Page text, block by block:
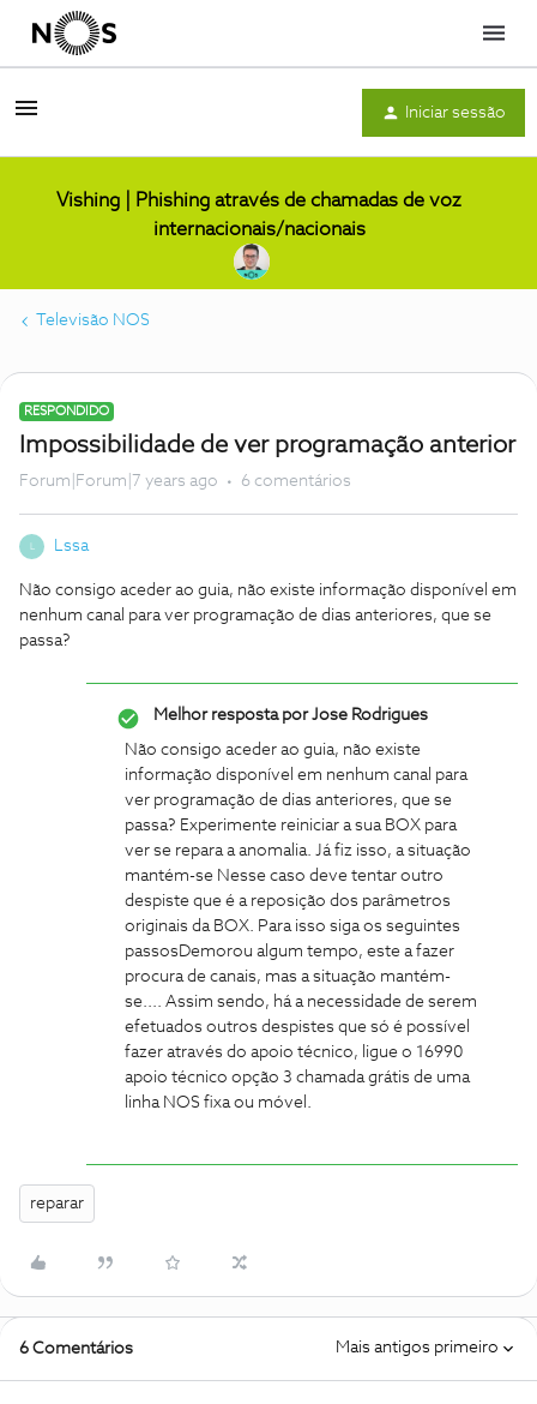
Menu
Iniciar sessão
Vishing | Phishing através de chamadas de voz
internacionais/nacionais
Televisão NOS
RESPONDIDO
Impossibilidade de ver programação anterior
Forum|Forum|7 years ago 6 comentários
Lssa
Não consigo aceder ao guia, não existe informação disponível em
nenhum canal para ver programação de dias anteriores, que se
passa?
Melhor resposta porJose Rodrigues
Não consigo aceder ao guia, não existe
informação disponível em nenhum canal para
ver programação de dias anteriores, que se
passa? Experimente reiniciar a sua BOX para
ver se repara a anomalia. Já fiz isso, a situação
mantém-se Nesse caso deve tentar outro
despiste que é a reposição dos parâmetros
originais da BOX. Para isso siga os seguintes
passos Demorou algum tempo, este a fazer
procura de canais, mas a situação mantém-
se.... Assim sendo, há a necessidade de serem
efetuados outros despistes que só é possível
fazer através do apoio técnico, ligue o 16990
apoio técnico opção 3 chamada grátis de uma
linha NOS fixa ou móvel.
reparar
6 Comentários Mais antigos primeiro